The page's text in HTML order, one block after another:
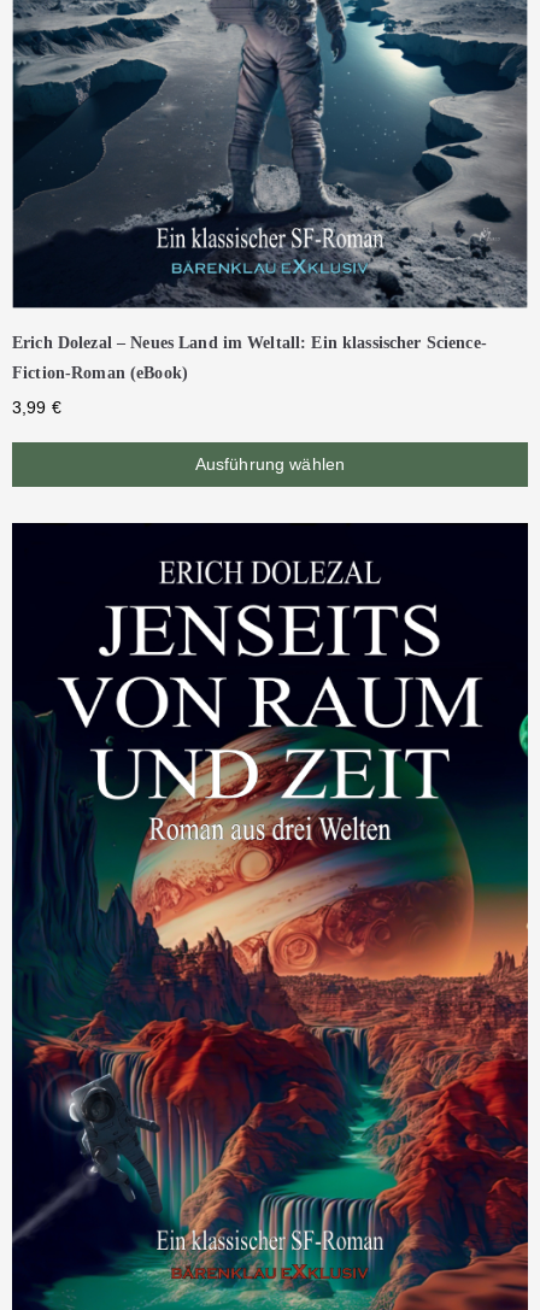
Erich Dolezal – Neues Land im Weltall: Ein klassischer Science-
Fiction-Roman (eBook)
3,99 €
Ausführung wählen